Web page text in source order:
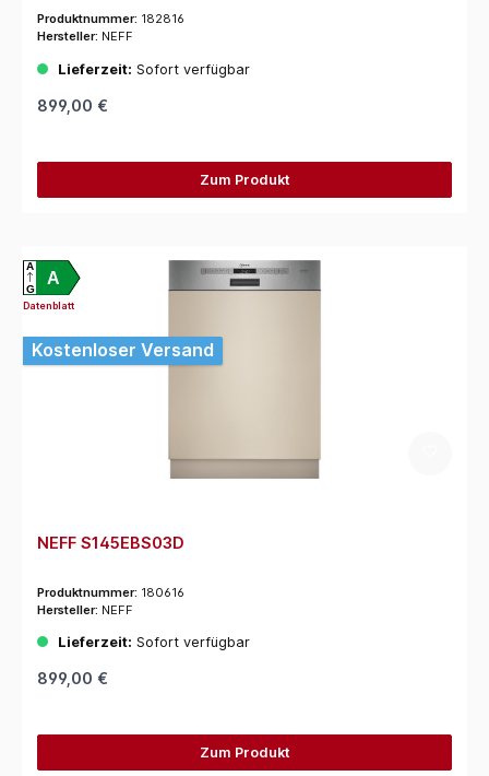
Produktnummer: 182816
Hersteller: NEFF
Lieferzeit: Sofort verfügbar
899,00 €
Zum Produkt
A
A
G
Datenblatt
Kostenloser Versand
NEFF S145EBS03D
Produktnummer: 180616
Hersteller: NEFF
Lieferzeit: Sofort verfügbar
899,00 €
Zum Produkt